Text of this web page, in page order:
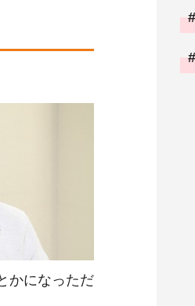
かになっただ